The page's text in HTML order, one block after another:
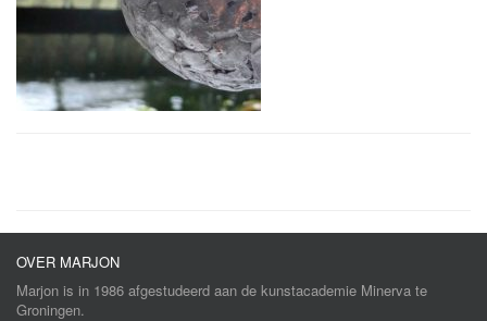
OVER MARJON
Marjon is in 1986 afgestudeerd aan de kunstacademie Minerva te
Groningen.